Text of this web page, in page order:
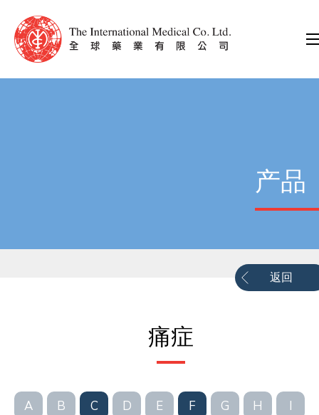
产品
返回
痛症
A B C D E F G H
I